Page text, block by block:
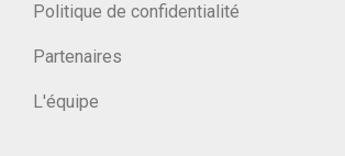
Politique de confidentialité
Partenaires
L'équipe